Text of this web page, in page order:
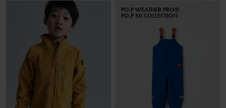
PO.P WEATHER PRO®
PO.P 50 COLLECTION